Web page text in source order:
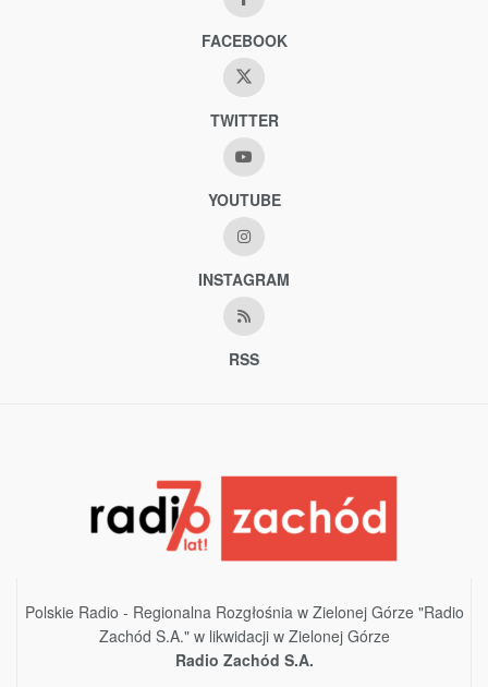
FACEBOOK
TWITTER
YOUTUBE
INSTAGRAM
RSS
Polskie Radio - Regionalna Rozgłośnia w Zielonej Górze "Radio
Zachód S.A." w likwidacji w Zielonej Górze
Radio Zachód S.A.